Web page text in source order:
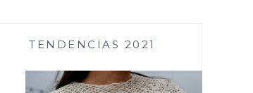
TENDENCIAS 2021